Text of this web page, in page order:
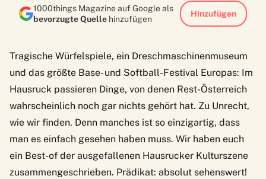
1000things Magazine auf Google als
bevorzugte Quelle hinzufügen
Hinzufügen
Tragische Würfelspiele, ein Dreschmaschinenmuseum
und das größte Base- und Softball-Festival Europas: Im
Hausruck passieren Dinge, von denen Rest-Österreich
wahrscheinlich noch gar nichts gehört hat. Zu Unrecht,
wie wir finden. Denn manches ist so einzigartig, dass
man es einfach gesehen haben muss. Wir haben euch
ein Best-of der ausgefallenen Hausrucker Kulturszene
zusammengeschrieben. Prädikat: absolut sehenswert!